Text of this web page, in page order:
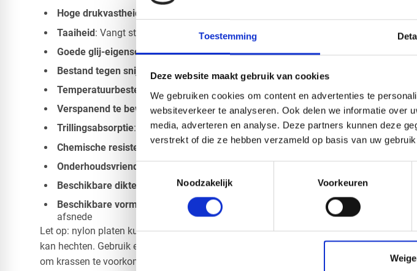
Toestemming
Deze website maakt gebruik van cookies
We gebruiken cookies om content en advertenties te
websiteverkeer te analyseren. Ook delen we informatie over
media, adverteren en analyse. Deze partners kunnen deze
verstrekt of die ze hebben verzameld op basis van uw
Toestemmingsselectie
Noodzakelijk
Voorkeuren
Hoge drukvastheid
Taaiheid: Vangt stoten en trillingen uitstekend op
Goede glij-eigenschappen: Functioneert vaak zonder smeermiddelen
Bestand tegen snijdende belasting
Temperatuurbestendigheid : Continu inzetbaar tot ca. 100°C
Verspanend te bewerken: Eenvoudig te frezen, boren of draaien
Trillingsabsorptie: Betere demping dan veel andere kunststof platen
Chemische resistentie : Bestand tegen vocht, vetten, oliën en veel chemicaliën
Onderhoudsvriendelijk
Beschikbare diktes
: 1 mm, 2 mm, 3 mm, 4 mm, 5 mm, 6 mm, 12 mm, 16 mm
Beschikbare vormen
: Vierkant, rechthoek, cirkel, ovaal, driehoek of specifieke
afsnede
Let op: nylon platen kunnen statisch zijn, waardoor stof zich aan het oppervlak
kan hechten. Gebruik een antistatische reiniger en beschermfolie tijdens transport
om krassen te voorkomen.